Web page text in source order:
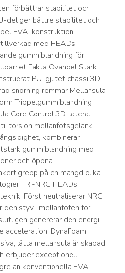
förbättrar stabilitet och
del ger bättre stabilitet och
EVA-konstruktion i
med HEADs
gummiblandning för
Fakta Ovandel Stark
PU-gjutet chassi 3D-
snörning remmar Mellansula
Trippelgummiblandning
Core Control 3D-lateral
torsion mellanfotsgelänk
kombinerar
gummiblandning med
och öppna
grepp på en mängd olika
TRI-NRG HEADs
Först neutraliserar NRG
den styv i mellanfoten för
genererar den energi i
acceleration. DynaFoam
lätta mellansula är skapad
erbjuder exceptionell
än konventionella EVA-